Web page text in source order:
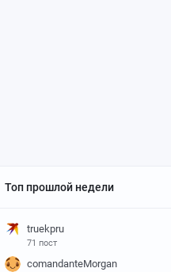
Топ прошлой недели
truekpru
71 пост
comandanteMorgan